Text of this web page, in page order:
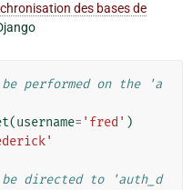
des bases de
performed on the 'a
(username= 'fred' )
directed to 'auth_d